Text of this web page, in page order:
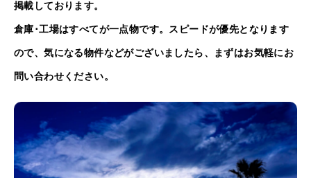
掲載しております。
倉庫･工場はすべてが一点物です。スピードが優先となります
ので、気になる物件などがございましたら、まずはお気軽にお
問い合わせください。